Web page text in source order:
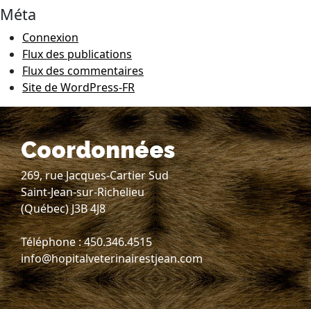
Méta
Connexion
Flux des publications
Flux des commentaires
Site de WordPress-FR
Coordonnées
269, rue Jacques-Cartier Sud
Saint-Jean-sur-Richelieu
(Québec) J3B 4J8
Téléphone : 450.346.4515
info@hopitalveterinairestjean.com